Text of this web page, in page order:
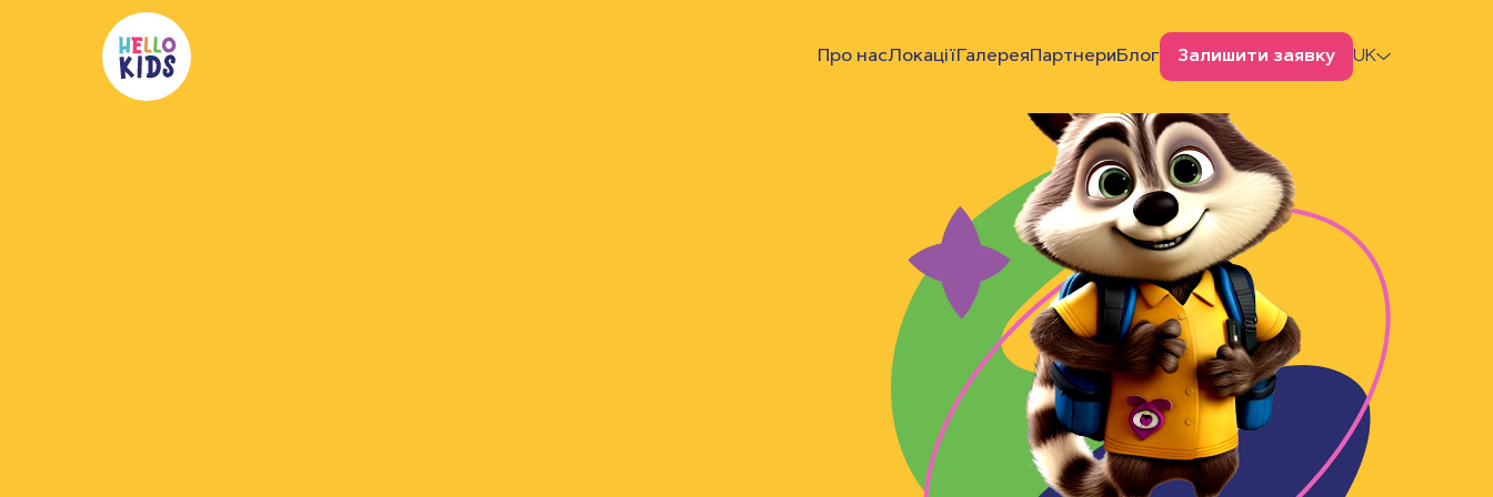
Про насЛокації Галерея ПартнериБлог Залишити заявку UK